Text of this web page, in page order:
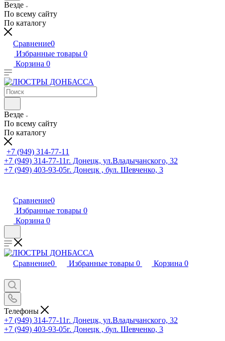
Везде
По всему сайту
По каталогу
Сравнение0
Избранные товары 0
Корзина 0
Везде
По всему сайту
По каталогу
+7 (949) 314-77-11
+7 (949) 314-77-11г. Донецк, ул.Владычанского, 32
+7 (949) 403-93-05г. Донецк , бул. Шевченко, 3
Сравнение0
Избранные товары 0
Корзина 0
Сравнение0 Избранные товары 0 Корзина 0
Телефоны
+7 (949) 314-77-11г. Донецк, ул.Владычанского, 32
+7 (949) 403-93-05г. Донецк , бул. Шевченко, 3